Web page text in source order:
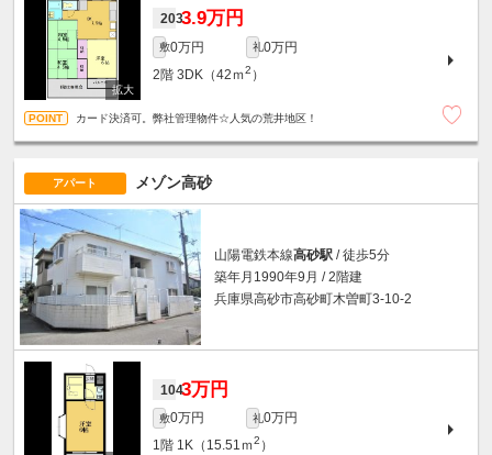
2033.9万円
敷0万円 礼0万円
2階 3DK（42ｍ2 ）
カード決済可。弊社管理物件☆人気の荒井地区！
アパート メゾン高砂
山陽電鉄本線高砂駅 / 徒歩5分
築年月1990年9月 / 2階建
兵庫県高砂市高砂町木曽町3-10-2
1043万円
敷0万円 礼0万円
1階 1K（15.51ｍ2 ）